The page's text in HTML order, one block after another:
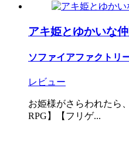
アキ姫とゆかいな
ソファイアファクトリ
レビュー
お姫様がさらわれたら
RPG】【フリゲ...